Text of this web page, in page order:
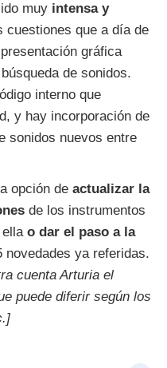
muy intensa y
cuestiones que a día de
gráfica
de sonidos.
interno que
y hay incorporación de
sonidos nuevos entre
opción de actualizar la
de los instrumentos
o dar el paso a la
novedades ya referidas.
cuenta Arturia el
puede diferir según los